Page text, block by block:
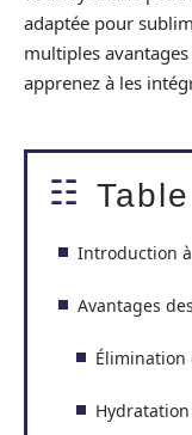
adaptée pour
multiples
apprenez à les
Introduction
Avantages